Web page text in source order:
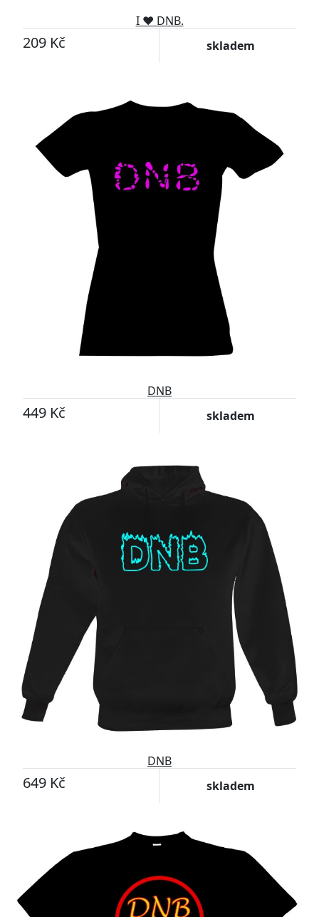
I ♥ DNB.
209 Kč skladem
DNB
449 Kč skladem
DNB
649 Kč skladem